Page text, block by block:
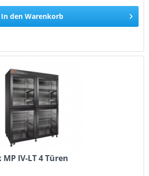
In den Warenkorb
IV-LT 4 Türen